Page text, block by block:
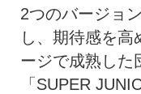
2つのバージョ
し、期待感を高
ージで成熟した
「SUPER